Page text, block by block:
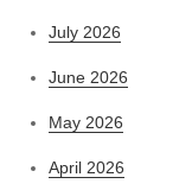
July 2026
June 2026
May 2026
April 2026